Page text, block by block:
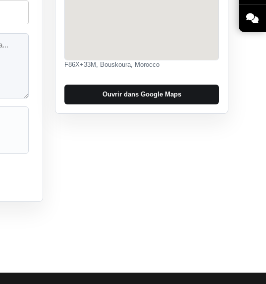
F86X+33M, Bouskoura, Morocco
Ouvrir dans Google Maps